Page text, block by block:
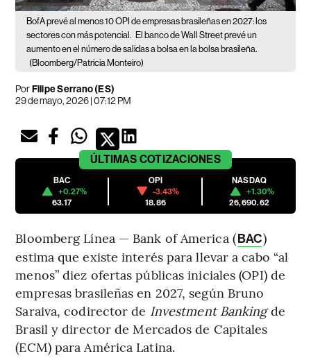
BofA prevé al menos 10 OPI de empresas brasileñas en 2027: los
sectores con más potencial. El banco de Wall Street prevé un
aumento en el número de salidas a bolsa en la bolsa brasileña.
(Bloomberg/Patricia Monteiro)
PorFilipe Serrano (ES)
29 de mayo, 2026 | 07:12 PM
ÚLTIMAS COTIZACIONES
BAC
+0.27%
63.17
OPI
-3.43%
18.86
NASDAQ
+1.30%
26,690.62
Bloomberg Línea — Bank of America (BAC)
estima que existe interés para llevar a cabo “al
menos” diez ofertas públicas iniciales (OPI) de
empresas brasileñas en 2027, según Bruno
Saraiva, codirector de Investment Bankingde
Brasil y director de Mercados de Capitales
(ECM) para América Latina.